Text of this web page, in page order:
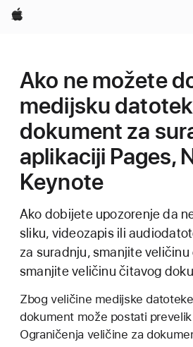
Apple
Ako ne možete
medijsku
dokument za
aplikaciji Pages,
Keynote
Ako dobijete upozorenje da
sliku, videozapis ili
za suradnju, smanjite
smanjite veličinu čitavog
Zbog veličine medijske
dokument može postati
Ograničenja veličine za